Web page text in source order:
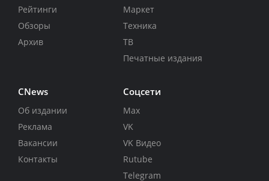
Рейтинги
Обзоры
Архив
Маркет
Техника
ТВ
Печатные издания
CNews
Об издании
Реклама
Вакансии
Контакты
Соцсети
Max
VK
VK Видео
Rutube
Telegram